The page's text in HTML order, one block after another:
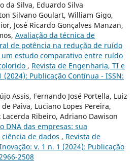
da Silva, Eduardo Silva
Silvano Goulart, William Gigo,
José Ricardo Gonçalves Manzan,
Avaliação da técnica de
de potência na redução de ruído
um estudo comparativo entre ruído
, Revista de Engenharia, TI e
(2024): Publicação Contínua - ISSN:
Assis, Fernando José Portella, Luiz
Paiva, Luciano Lopes Pereira,
Ribeiro, Adriano Dawison
DNA das empresas: sua
de dados , Revista de
v. 1 n. 1 (2024): Publicação
2508